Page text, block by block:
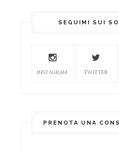
SEGUIMI SUI
INSTAGRAM TWITTER
PRENOTA UNA